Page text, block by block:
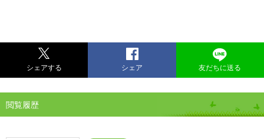
シェアする シェア 友だちに送る
閲覧履歴